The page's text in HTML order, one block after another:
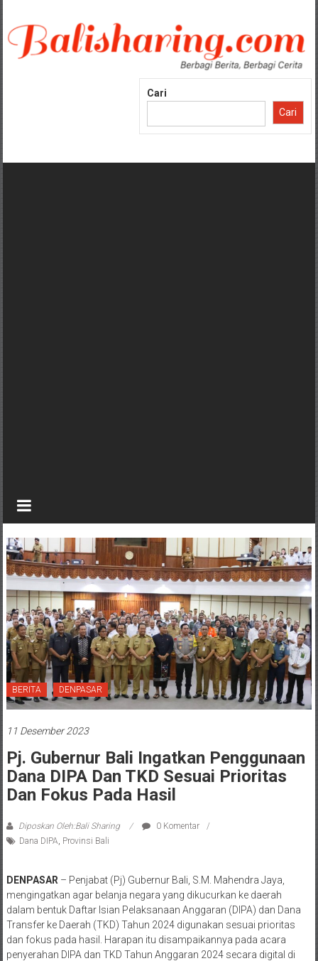
konten
Cari
Cari
BERITA DENPASAR
11 Desember 2023
Pj. Gubernur Bali Ingatkan Penggunaan
Dana DIPA Dan TKD Sesuai Prioritas
Dan Fokus Pada Hasil
Diposkan Oleh:Bali Sharing
0 Komentar
Dana DIPA, Provinsi Bali
DENPASAR – Penjabat (Pj) Gubernur Bali, S.M. Mahendra Jaya,
mengingatkan agar belanja negara yang dikucurkan ke daerah
dalam bentuk Daftar Isian Pelaksanaan Anggaran (DIPA) dan Dana
Transfer ke Daerah (TKD) Tahun 2024 digunakan sesuai prioritas
dan fokus pada hasil. Harapan itu disampaikannya pada acara
penyerahan DIPA dan TKD Tahun Anggaran 2024 secara digital di